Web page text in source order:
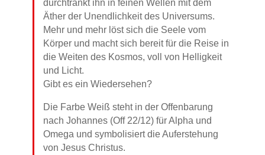
Äther der Unendlichkeit des Universums.
Mehr und mehr löst sich die Seele vom
Körper und macht sich bereit für die Reise in
die Weiten des Kosmos, voll von Helligkeit
und Licht.
Gibt es ein Wiedersehen?
Die Farbe Weiß steht in der Offenbarung
nach Johannes (Off 22/12) für Alpha und
Omega und symbolisiert die Auferstehung
von Jesus Christus.